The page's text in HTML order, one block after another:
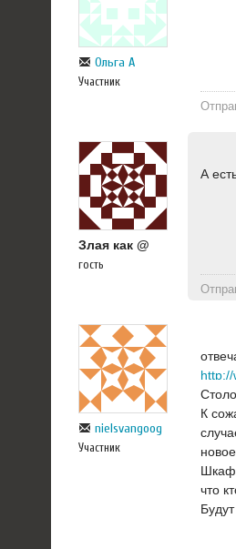
Ольга А
Участник
Злая как @
гость
А
nielsvangoog
Участник
К
что